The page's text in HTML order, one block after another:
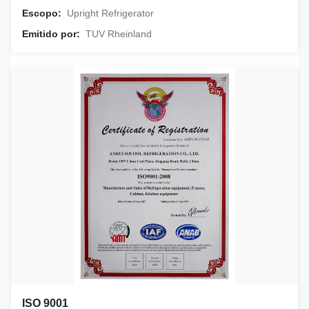
Escopo:
Upright Refrigerator
Emitido por: TUV Rheinland
ISO 9001